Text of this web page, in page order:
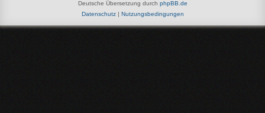
Deutsche Übersetzung durch phpBB.de
Datenschutz| Nutzungsbedingungen